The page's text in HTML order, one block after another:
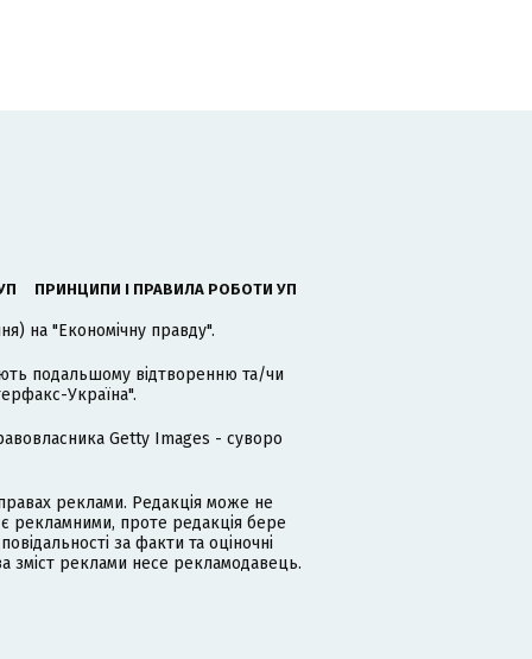
ПРИНЦИПИ І ПРАВИЛА РОБОТИ УП
на "Економічну правду".
подальшому відтворенню та/чи
Україна".
Getty Images - суворо
реклами. Редакція може не
рекламними, проте редакція бере
за факти та оціночні
зміст реклами несе рекламодавець.